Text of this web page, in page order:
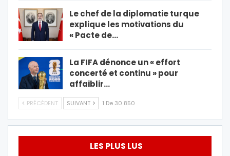
Le chef de la diplomatie turque
explique les motivations du
« Pacte de…
La FIFA dénonce un « effort
concerté et continu » pour
affaiblir…
PRÉCÉDENT SUIVANT 1 De 30 850
LES PLUS LUS